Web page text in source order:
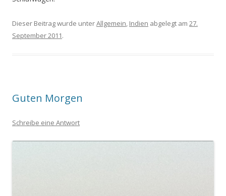
Dieser Beitrag wurde unterAllgemein, Indien abgelegt am 27.
September 2011.
Guten Morgen
Schreibe eine Antwort